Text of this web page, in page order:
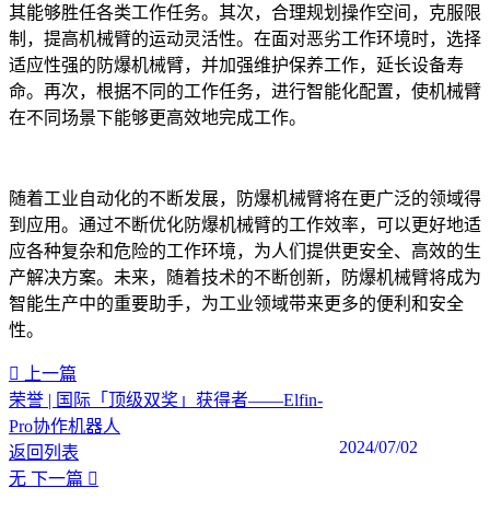
其能够胜任各类工作任务。其次，合理规划操作空间，克服限
制，提高机械臂的运动灵活性。在面对恶劣工作环境时，选择
适应性强的防爆机械臂，并加强维护保养工作，延长设备寿
命。再次，根据不同的工作任务，进行智能化配置，使机械臂
在不同场景下能够更高效地完成工作。
随着工业自动化的不断发展，防爆机械臂将在更广泛的领域得
到应用。通过不断优化防爆机械臂的工作效率，可以更好地适
应各种复杂和危险的工作环境，为人们提供更安全、高效的生
产解决方案。未来，随着技术的不断创新，防爆机械臂将成为
智能生产中的重要助手，为工业领域带来更多的便利和安全
性。‍
上一篇
荣誉 | 国际「顶级双奖」获得者——Elfin-
Pro协作机器人
2024/07/02
返回列表
无 下一篇